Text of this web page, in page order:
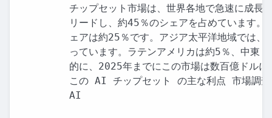
チップセット市場は、世界各地で急速に成長
リードし、約45％のシェアを占めています
ェアは約25％です。アジア太平洋地域では
っています。ラテンアメリカは約5％、中東
的に、2025年までにこの市場は数百億ドルに
この AI チップセット の主な利点 市場調
AI